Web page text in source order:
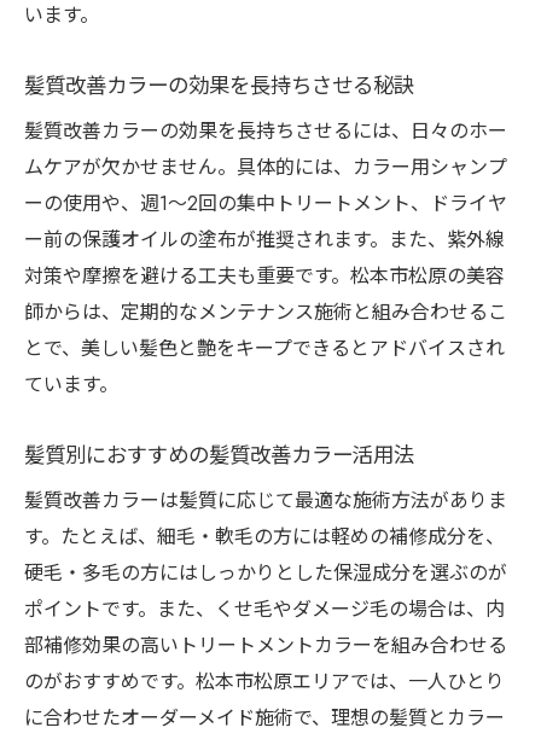
います。
髪質改善カラーの効果を長持ちさせる秘訣
髪質改善カラーの効果を長持ちさせるには、日々のホー
ムケアが欠かせません。具体的には、カラー用シャンプ
ーの使用や、週1〜2回の集中トリートメント、ドライヤ
ー前の保護オイルの塗布が推奨されます。また、紫外線
対策や摩擦を避ける工夫も重要です。松本市松原の美容
師からは、定期的なメンテナンス施術と組み合わせるこ
とで、美しい髪色と艶をキープできるとアドバイスされ
ています。
髪質別におすすめの髪質改善カラー活用法
髪質改善カラーは髪質に応じて最適な施術方法がありま
す。たとえば、細毛・軟毛の方には軽めの補修成分を、
硬毛・多毛の方にはしっかりとした保湿成分を選ぶのが
ポイントです。また、くせ毛やダメージ毛の場合は、内
部補修効果の高いトリートメントカラーを組み合わせる
のがおすすめです。松本市松原エリアでは、一人ひとり
に合わせたオーダーメイド施術で、理想の髪質とカラー